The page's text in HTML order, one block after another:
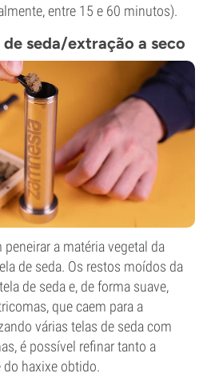
entre 15 e 60 minutos).
seda/extração a seco
a matéria vegetal da
de seda. Os restos moídos da
de seda e, de forma suave,
que caem para a
várias telas de seda com
é possível refinar tanto a
do haxixe obtido.